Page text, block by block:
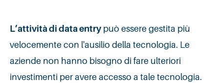
L’attività di data entry può essere gestita più
velocemente con l'ausilio della tecnologia. Le
aziende non hanno bisogno di fare ulteriori
investimenti per avere accesso a tale tecnologia.